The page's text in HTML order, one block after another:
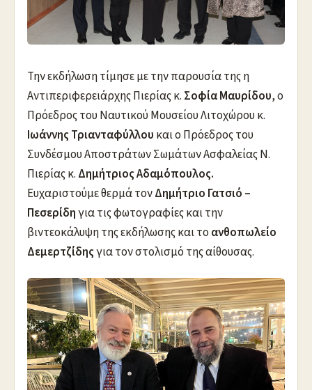
Την εκδήλωση τίμησε με την παρουσία της η
Αντιπεριφερειάρχης Πιερίας κ. Σοφία Μαυρίδου, ο
Πρόεδρος του Ναυτικού Μουσείου Λιτοχώρου κ.
Ιωάννης Τριανταφύλλου και ο Πρόεδρος του
Συνδέσμου Αποστράτων Σωμάτων Ασφαλείας Ν.
Πιερίας κ. Δημήτριος Αδαμόπουλος.
Ευχαριστούμε θερμά τονΔημήτριο Γατσιό –
Πεσερίδηγια τις φωτογραφίες και την
βιντεοκάλυψη της εκδήλωσης και το ανθοπωλείο
Δεμερτζίδηςγια τον στολισμό της αίθουσας.